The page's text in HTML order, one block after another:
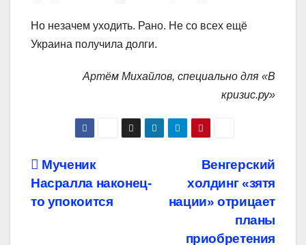
Но незачем уходить. Рано. Не со всех ещё
Украина получила долги.
Артём Михайлов, специально для «В
кризис.ру»
Навигация
по
Венгерский
холдинг «зятя
нации» отрицает
планы
приобретения
Мученик
Насралла наконец-
то упокоится